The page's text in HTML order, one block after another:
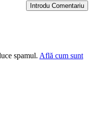
Introdu Comentariu
spamul. Află cum sunt